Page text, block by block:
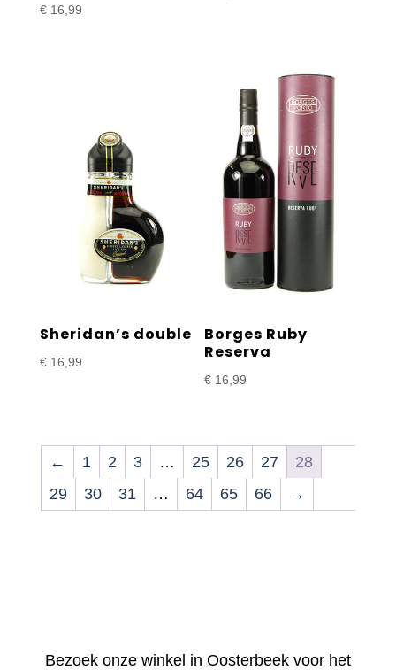
€16,99
Sheridan’s double
€16,99
Borges Ruby
Reserva
€ 16,99
← 1 2 3 … 25 26 27
28
29
30 31 … 64 65 66 →
Bezoek onze winkel in Oosterbeek voor het